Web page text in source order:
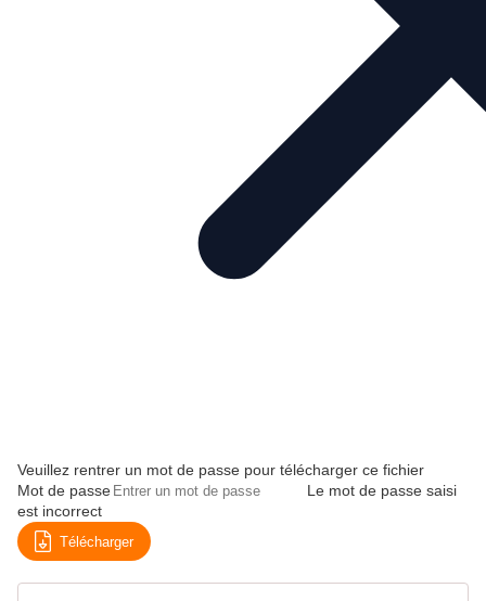
Veuillez rentrer un mot de passe pour télécharger ce fichier
Mot de passe
Le mot de passe saisi
est incorrect
Télécharger